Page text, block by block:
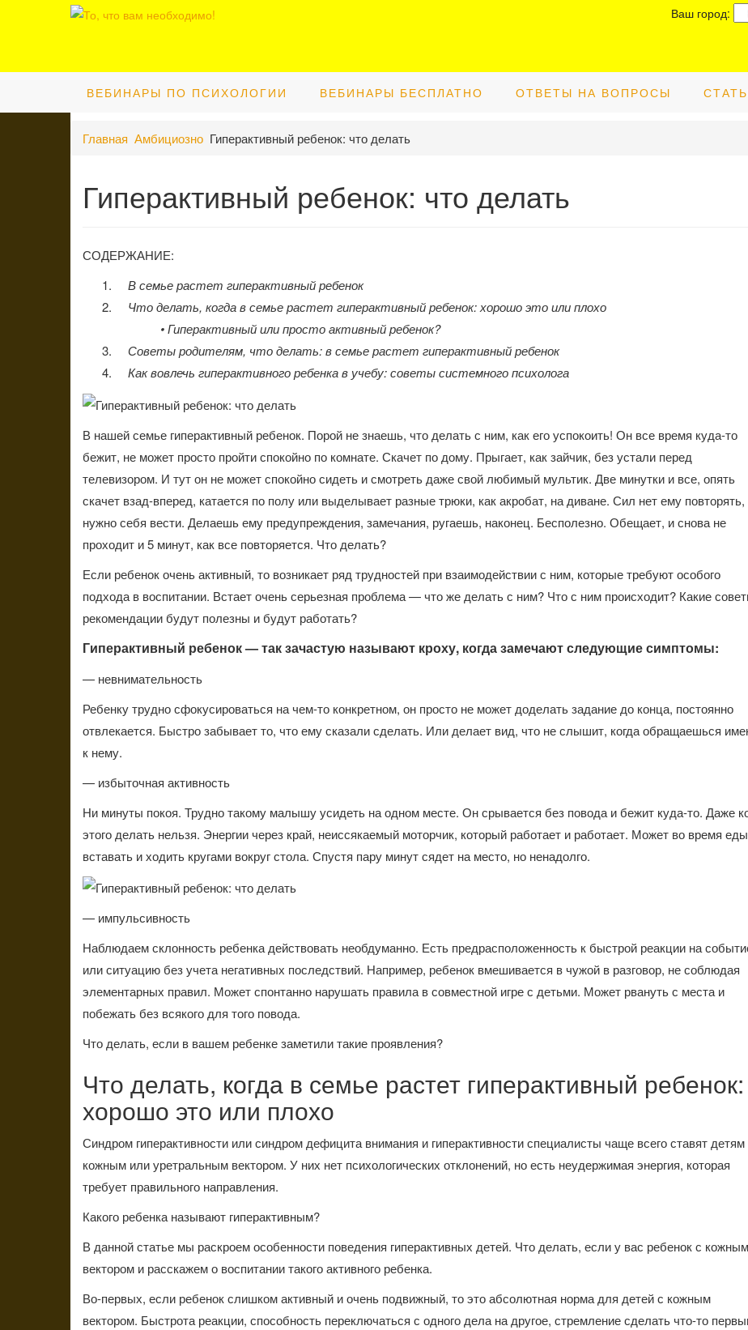
Ваш город:
ВЕБИНАРЫ ПО ПСИХОЛОГИИ ВЕБИНАРЫ БЕСПЛАТНО ОТВЕТЫ НА ВОПРОСЫ
Главная Амбициозно Гиперактивный ребенок: что делать
Гиперактивный ребенок: что делать
СОДЕРЖАНИЕ:
В семье растет гиперактивный ребенок
Что делать, когда в семье растет гиперактивный ребенок: хорошо это или плохо
• Гиперактивный или просто активный ребенок?
Советы родителям, что делать: в семье растет гиперактивный ребенок
Как вовлечь гиперактивного ребенка в учебу: советы системного психолога
В нашей семье гиперактивный ребенок. Порой не знаешь, что делать с ним, как его успокоить! Он все время куда-то
бежит, не может просто пройти спокойно по комнате. Скачет по дому. Прыгает, как зайчик, без устали перед
телевизором. И тут он не может спокойно сидеть и смотреть даже свой любимый мультик. Две минутки и все, опять
скачет взад-вперед, катается по полу или выделывает разные трюки, как акробат, на диване. Сил нет ему повторять,
нужно себя вести. Делаешь ему предупреждения, замечания, ругаешь, наконец. Бесполезно. Обещает, и снова не
проходит и 5 минут, как все повторяется. Что делать?
Если ребенок очень активный, то возникает ряд трудностей при взаимодействии с ним, которые требуют особого
подхода в воспитании. Встает очень серьезная проблема — что же делать с ним? Что с ним происходит? Какие
рекомендации будут полезны и будут работать?
Гиперактивный ребенок — так зачастую называют кроху, когда замечают следующие симптомы:
— невнимательность
Ребенку трудно сфокусироваться на чем-то конкретном, он просто не может доделать задание до конца, постоянно
отвлекается. Быстро забывает то, что ему сказали сделать. Или делает вид, что не слышит, когда обращаешься
к нему.
— избыточная активность
Ни минуты покоя. Трудно такому малышу усидеть на одном месте. Он срывается без повода и бежит куда-то. Даже
этого делать нельзя. Энергии через край, неиссякаемый моторчик, который работает и работает. Может во время еды
вставать и ходить кругами вокруг стола. Спустя пару минут сядет на место, но ненадолго.
— импульсивность
Наблюдаем склонность ребенка действовать необдуманно. Есть предрасположенность к быстрой реакции на
или ситуацию без учета негативных последствий. Например, ребенок вмешивается в чужой в разговор, не соблюдая
элементарных правил. Может спонтанно нарушать правила в совместной игре с детьми. Может рвануть с места и
побежать без всякого для того повода.
Что делать, если в вашем ребенке заметили такие проявления?
Что делать, когда в семье растет гиперактивный ребенок:
хорошо это или плохо
Синдром гиперактивности или синдром дефицита внимания и гиперактивности специалисты чаще всего ставят детям
кожным или уретральным вектором. У них нет психологических отклонений, но есть неудержимая энергия, которая
требует правильного направления.
Какого ребенка называют гиперактивным?
В данной статье мы раскроем особенности поведения гиперактивных детей. Что делать, если у вас ребенок с кожным
вектором и расскажем о воспитании такого активного ребенка.
Во-первых, если ребенок слишком активный и очень подвижный, то это абсолютная норма для детей с кожным
вектором. Быстрота реакции, способность переключаться с одного дела на другое, стремление сделать что-то